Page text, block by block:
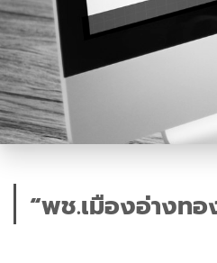
“พช.เมืองอ่างท